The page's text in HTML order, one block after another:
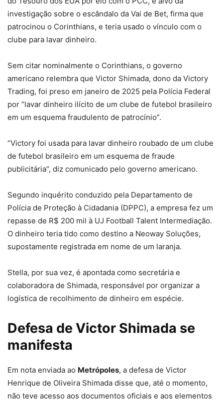
investigação sobre o escândalo da Vai de Bet, firma que
patrocinou o Corinthians, e teria usado o vínculo com o
clube para lavar dinheiro.
Sem citar nominalmente o Corinthians, o governo
americano relembra que Victor Shimada, dono da Victory
Trading, foi preso em janeiro de 2025 pela Polícia Federal
por “lavar dinheiro ilícito de um clube de futebol brasileiro
em um esquema fraudulento de patrocínio”.
“Victory foi usada para lavar dinheiro roubado de um clube
de futebol brasileiro em um esquema de fraude
publicitária”, diz comunicado pelo governo americano.
Segundo inquérito conduzido pela Departamento de
Polícia de Proteção à Cidadania (DPPC), a empresa fez um
repasse de R$ 200 mil à UJ Football Talent Intermediação.
O dinheiro teria tido como destino a Neoway Soluções,
supostamente registrada em nome de um laranja.
Stella, por sua vez, é apontada como secretária e
colaboradora de Shimada, responsável por organizar a
logística de recolhimento de dinheiro em espécie.
Defesa de Victor Shimada se
manifesta
Em nota enviada ao Metrópoles, a defesa de Victor
Henrique de Oliveira Shimada disse que, até o momento,
não teve acesso aos documentos oficiais e aos elementos